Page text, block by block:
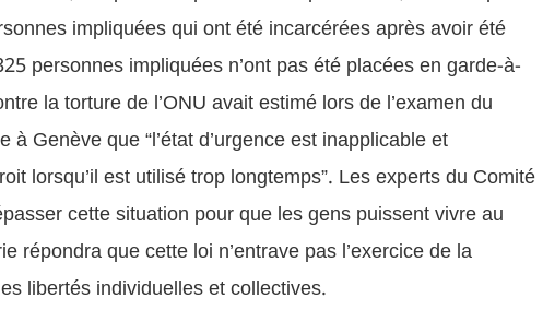
impliquées qui ont été incarcérées après avoir été
personnes impliquées n’ont pas été placées en garde-à-
la torture de l’ONU avait estimé lors de l’examen du
à Genève que “l’état d’urgence est inapplicable et
lorsqu’il est utilisé trop longtemps”. Les experts du Comité
cette situation pour que les gens puissent vivre au
répondra que cette loi n’entrave pas l’exercice de la
libertés individuelles et collectives.